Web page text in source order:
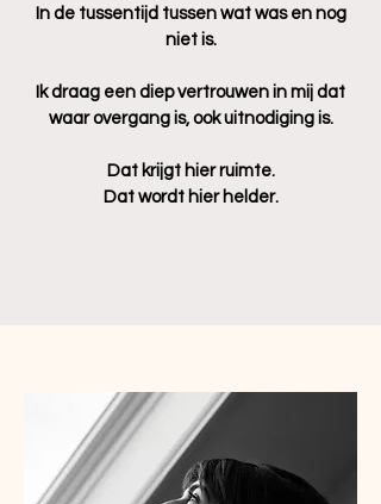
In de tussentijd tussen wat was en nog
niet is.
Ik draag een diep vertrouwen in mij dat
waar overgang is, ook uitnodiging is.
Dat krijgt hier ruimte.
Dat wordt hier helder.​